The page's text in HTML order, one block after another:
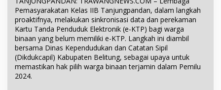
Pemasyarakatan Kelas IIB Tanjungpandan, dalam langkah
proaktifnya, melakukan sinkronisasi data dan perekaman
Kartu Tanda Penduduk Elektronik (e-KTP) bagi warga
binaan yang belum memiliki e-KTP. Langkah ini diambil
bersama Dinas Kependudukan dan Catatan Sipil
(Dikdukcapil) Kabupaten Belitung, sebagai upaya untuk
memastikan hak pilih warga binaan terjamin dalam Pemilu
2024.